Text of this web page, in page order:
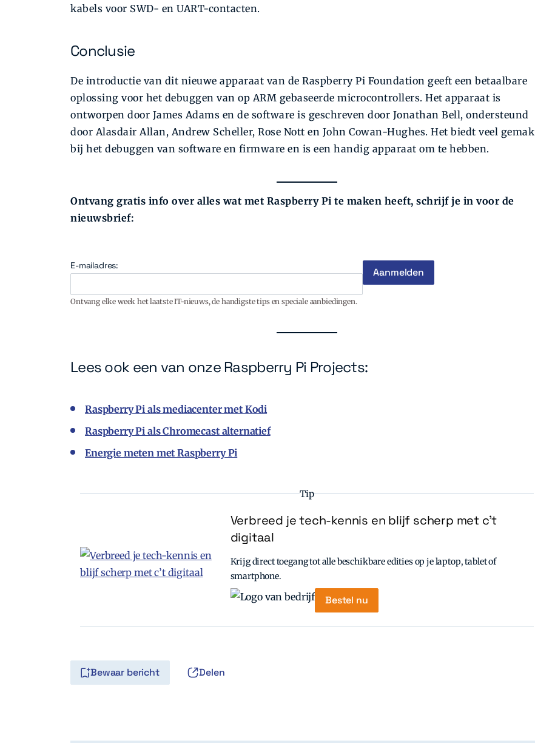
kabels voor SWD- en UART-contacten.
Conclusie
De introductie van dit nieuwe apparaat van de Raspberry Pi Foundation geeft een betaalbare
oplossing voor het debuggen van op ARM gebaseerde microcontrollers. Het apparaat is
ontworpen door James Adams en de software is geschreven door Jonathan Bell, ondersteund
door Alasdair Allan, Andrew Scheller, Rose Nott en John Cowan-Hughes. Het biedt veel gemak
bij het debuggen van software en firmware en is een handig apparaat om te hebben.
Ontvang gratis info over alles wat met Raspberry Pi te maken heeft, schrijf je in voor de
nieuwsbrief:
E-mailadres:
Ontvang elke week het laatste IT-nieuws, de handigste tips en speciale aanbiedingen.
Lees ook een van onze Raspberry Pi Projects:
Raspberry Pi als mediacenter met Kodi
Raspberry Pi als Chromecast alternatief
Energie meten met Raspberry Pi
Tip
Verbreed je tech-kennis en blijf scherp met c’t
digitaal
Krijg direct toegang tot alle beschikbare edities op je laptop, tablet of
smartphone.
Bestel nu
Bewaar bericht Delen